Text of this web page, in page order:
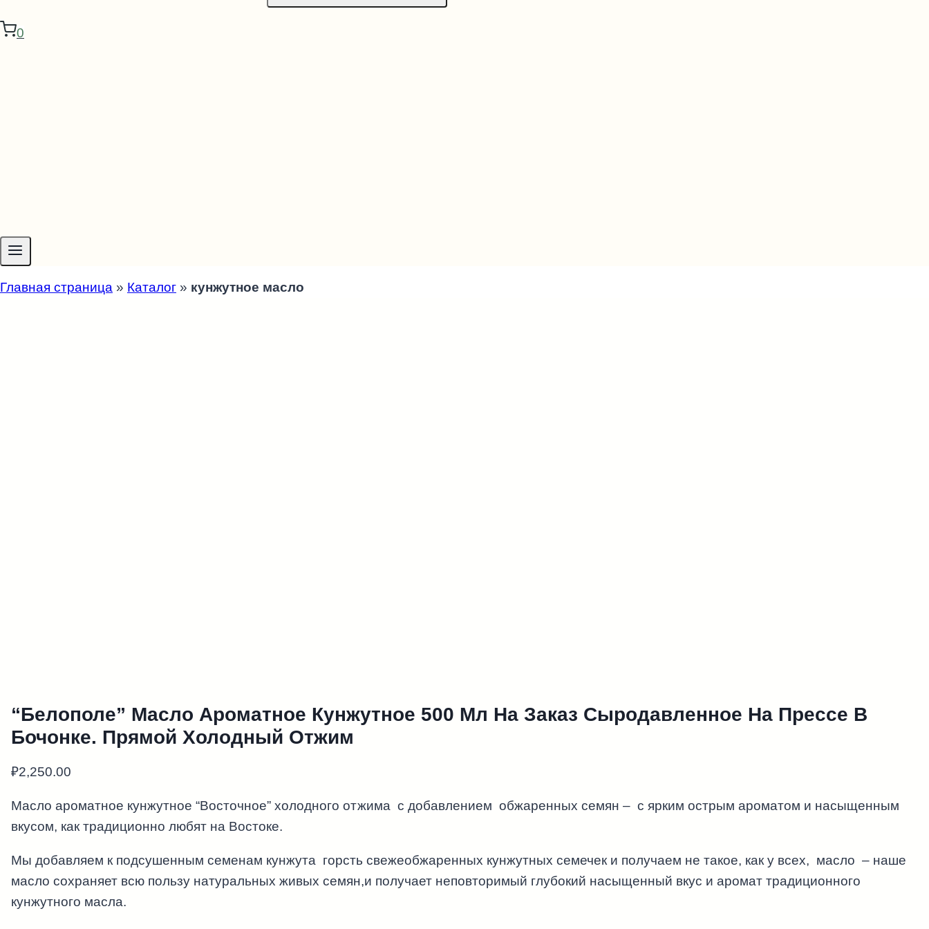
0
Главная страница » Каталог » кунжутное масло
“Белополе” Масло Ароматное Кунжутное 500 Мл На Заказ Сыродавленное На Прессе В
Бочонке. Прямой Холодный Отжим
₽2,250.00
Масло ароматное кунжутное “Восточное” холодного отжима с добавлением обжаренных семян – с ярким острым ароматом и насыщенным
вкусом, как традиционно любят на Востоке.
Мы добавляем к подсушенным семенам кунжута горсть свежеобжаренных кунжутных семечек и получаем не такое, как у всех, масло – наше
масло сохраняет всю пользу натуральных живых семян,и получает неповторимый глубокий насыщенный вкус и аромат традиционного
кунжутного масла.